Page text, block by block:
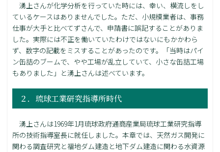
湧上さんが化学分析を行っていた時には、幸い、横流しをし
ているケースはありませんでした。ただ、小規模業者は、事務
仕事が大手と比べてずさんで、申請書に誤記することがありま
した。実際には不正を働いていたわけではないにもかかわら
ず、数字の記載をミスすることがあったのです。「当時はパイ
ン缶詰のブームで、やや工場が乱立していて、小さな缶詰工場
もありました」と湧上さんは述べています。
２．琉球工業研究指導所時代
湧上さんは1969年1月琉球政府通商産業局琉球工業研究指導
所の技術指導室長に就任しました。本章では、天然ガス開発に
関わる調査研究と福地ダム建造と地下ダム建造に関わる水資源